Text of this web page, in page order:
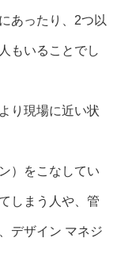
あったり、2つ以
もいることでし
り現場に近い状
）をこなしてい
しまう人や、管
デザイン マネジ